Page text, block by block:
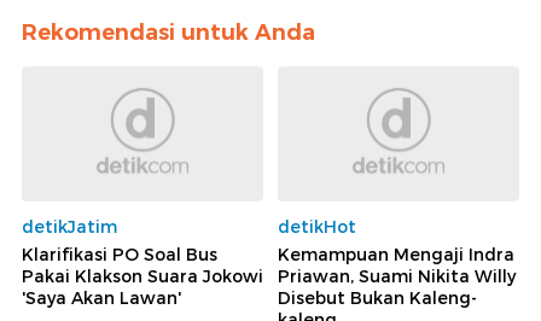
Rekomendasi untuk Anda
detikJatim
Klarifikasi PO Soal Bus
Pakai Klakson Suara Jokowi
'Saya Akan Lawan'
detikHot
Kemampuan Mengaji Indra
Priawan, Suami Nikita Willy
Disebut Bukan Kaleng-